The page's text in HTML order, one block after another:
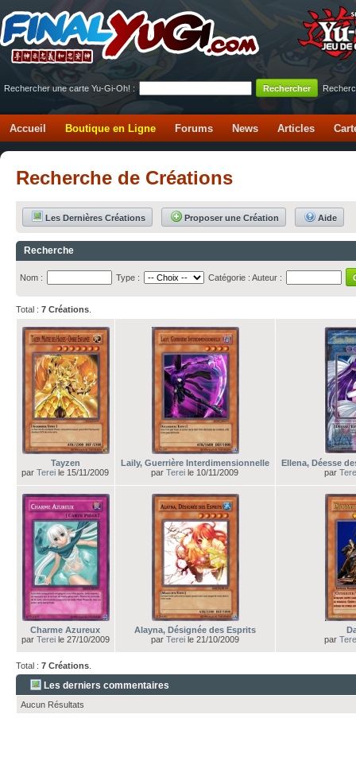
Rechercher une carte Yu-Gi-Oh! :
Accueil Boutique en Ligne Forums News Articles
Recherche de Créations
Les Dernières Créations Proposer une Création Aide
Recherche
Nom : Type : Catégorie : Auteur :
Total : 7 Créations
Tayzen
parTerei le 15/11/2009
Laily, Guerrière Interdimensionnelle
parTerei le 10/11/2009
Ellena, Déesse
par
Charme Azureux
par Terei le 27/10/2009
Alayna, Désignée des Esprits
par Terei le 21/10/2009
par
Total : 7 Créations
Les derniers commentaires
Aucun Résultats